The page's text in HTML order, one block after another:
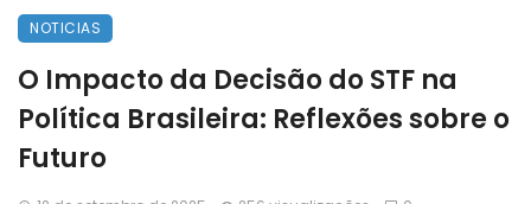
NOTICIAS
O Impacto da Decisão do STF na
Política Brasileira: Reflexões sobre o
Futuro